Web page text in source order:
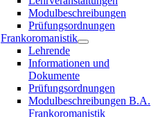
Modulbeschreibungen
Prüfungsordnungen
Frankoromanistik
Lehrende
Informationen und
Dokumente
Prüfungsordnungen
Modulbeschreibungen B.A.
Frankoromanistik